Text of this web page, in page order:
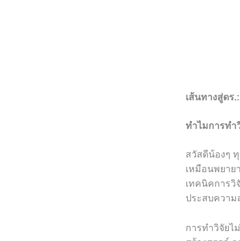
เส้นทางสู่ดร
ทำไมการทำ
สวัสดีน้องๆ
เหมือนพยาย
เทคนิคการวิ
ประสบความ
การทำวิจัยไ